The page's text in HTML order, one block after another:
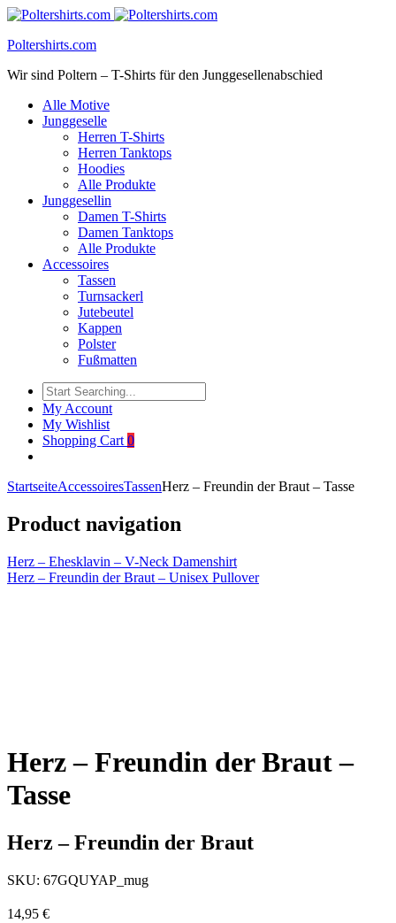
Poltershirts.com
Wir sind Poltern – T-Shirts für den Junggesellenabschied
Alle Motive
Junggeselle
Herren T-Shirts
Herren Tanktops
Hoodies
Alle Produkte
Junggesellin
Damen T-Shirts
Damen Tanktops
Alle Produkte
Accessoires
Tassen
Turnsackerl
Jutebeutel
Kappen
Polster
Fußmatten
My Account
My Wishlist
Shopping Cart 0
StartseiteAccessoiresTassenHerz – Freundin der Braut – Tasse
Product navigation
Herz – Ehesklavin – V-Neck Damenshirt
Herz – Freundin der Braut – Unisex Pullover
Herz – Freundin der Braut –
Tasse
Herz – Freundin der Braut
SKU: 67GQUYAP_mug
14,95 €